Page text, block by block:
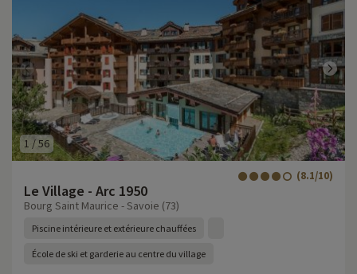
1 /56
Le Village - Arc 1950
(8.1/10)
Bourg Saint Maurice - Savoie (73)
Piscine intérieure et extérieure chauffées
École de ski et garderie au centre du village